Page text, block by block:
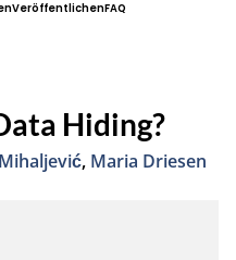
VeröffentlichenFAQ
Hiding?
, Maria Driesen